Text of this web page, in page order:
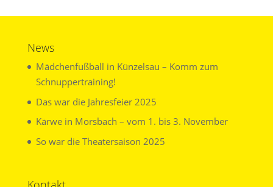
News
Mädchenfußball in Künzelsau – Komm zum
Schnuppertraining!
Das war die Jahresfeier 2025
Kärwe in Morsbach – vom 1. bis 3. November
So war die Theatersaison 2025